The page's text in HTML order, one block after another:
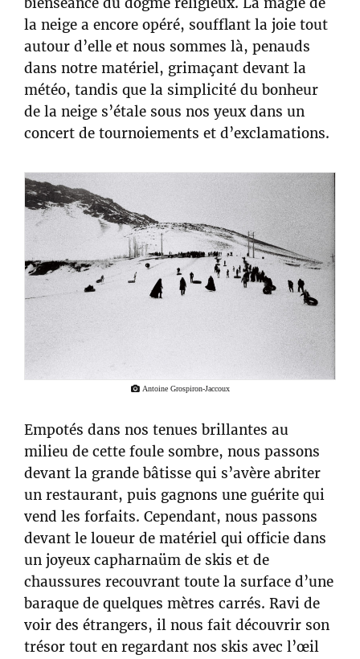
la neige a encore opéré, soufflant la joie tout
autour d’elle et nous sommes là, penauds
dans notre matériel, grimaçant devant la
météo, tandis que la simplicité du bonheur
de la neige s’étale sous nos yeux dans un
concert de tournoiements et d’exclamations.
Antoine Grospiron-Jaccoux
Empotés dans nos tenues brillantes au
milieu de cette foule sombre, nous passons
devant la grande bâtisse qui s’avère abriter
un restaurant, puis gagnons une guérite qui
vend les forfaits. Cependant, nous passons
devant le loueur de matériel qui officie dans
un joyeux capharnaüm de skis et de
chaussures recouvrant toute la surface d’une
baraque de quelques mètres carrés. Ravi de
voir des étrangers, il nous fait découvrir son
trésor tout en regardant nos skis avec l’œil